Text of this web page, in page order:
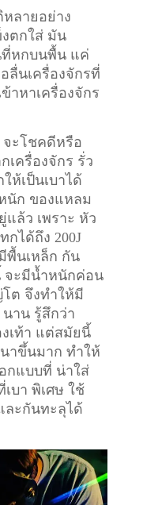
ลายอย่าง
ตกใส่ มัน
ที่หกบนพื้น แค่
ลื่นเครื่องจักรที่
าหาเครื่องจักร
ะโชคดีหรือ
เครื่องจักร รั่ว
ห้เป็นเบาได้
นัก ของแหลม
แล้ว เพราะ หัว
กได้ถึง 200J
พื้นเหล็ก กัน
จะมีน้ำหนักค่อน
ต จึงทำให้มี
าน รู้สึกว่า
เท้า แต่สมัยนี้
าขึ้นมาก ทำให้
กแบบที่ น่าใส่
บา พิเศษ ใช้
ละกันทะลุได้